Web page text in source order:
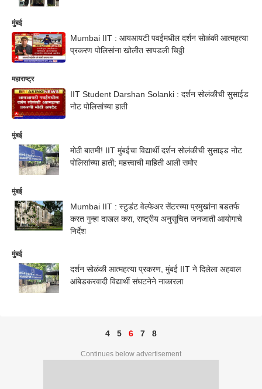
मुंबई
Mumbai IIT : आयआयटी पवईमधील दर्शन सोळंकी आत्महत्या
प्रकरण पोलिसांना खोलीत सापडली चिठ्ठी
महाराष्ट्र
IIT Student Darshan Solanki : दर्शन सोलंकीची सुसाईड
नोट पोलिसांच्या हाती
मुंबई
मोठी बातमी! IIT मुंबईचा विद्यार्थी दर्शन सोलंकीची सुसाइड नोट
पोलिसांच्या हाती; महत्त्वाची माहिती आली समोर
मुंबई
Mumbai IIT : स्टुडंट वेल्फेअर सेंटरच्या प्रमुखांना बडतर्फ
करत गुन्हा दाखल करा, राष्ट्रीय अनुसूचित जनजाती आयोगाचे
निर्देश
मुंबई
दर्शन सोळंकी आत्महत्या प्रकरण, मुंबई IIT ने दिलेला अहवाल
आंबेडकरवादी विद्यार्थी संघटनेने नाकारला
4 5 6 7 8
Continues below advertisement